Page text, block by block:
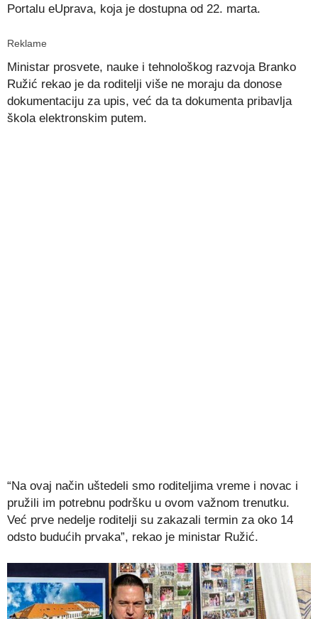
Portalu eUprava, koja je dostupna od 22. marta.
Reklame
Ministar prosvete, nauke i tehnološkog razvoja Branko
Ružić rekao je da roditelji više ne moraju da donose
dokumentaciju za upis, već da ta dokumenta pribavlja
škola elektronskim putem.
“Na ovaj način uštedeli smo roditeljima vreme i novac i
pružili im potrebnu podršku u ovom važnom trenutku.
Već prve nedelje roditelji su zakazali termin za oko 14
odsto budućih prvaka”, rekao je ministar Ružić.